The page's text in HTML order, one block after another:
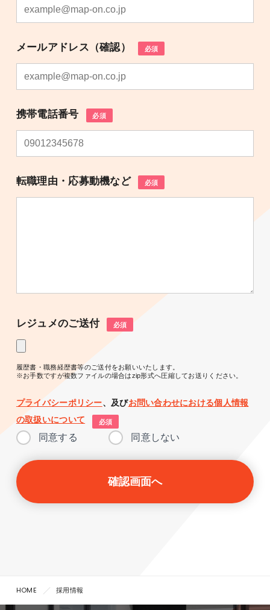
メールアドレス（確認） 必須
携帯電話番号 必須
転職理由・応募動機など 必須
レジュメのご送付 必須
履歴書・職務経歴書等のご送付をお願いいたします。
※お手数ですが複数ファイルの場合はzip形式へ圧縮してお送りください。
プライバシーポリシー、及びお問い合わせにおける個人情報
の取扱いについて
必須
同意する 同意しない
HOME 採用情報